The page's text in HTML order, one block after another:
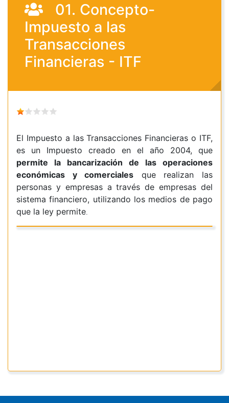
01. Concepto-
Impuesto a las
Transacciones
Financieras - ITF
El Impuesto a las Transacciones Financieras o ITF,
es un Impuesto creado en el año 2004, que
permite la bancarización de las operaciones
económicas y comerciales
que realizan las
personas y empresas a través de empresas del
sistema financiero, utilizando los medios de pago
que la ley permite.